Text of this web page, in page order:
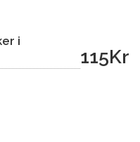
i
115Kr